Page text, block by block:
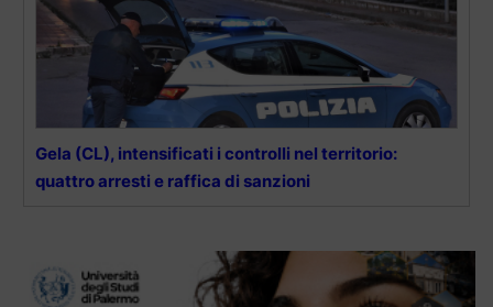
Gela (CL), intensificati i controlli nel territorio:
quattro arresti e raffica di sanzioni